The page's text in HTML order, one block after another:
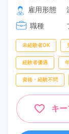
雇用形態
職種
未経験者OK
経験者優遇
資格・経験不問
キ